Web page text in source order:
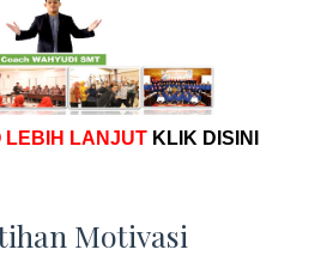
LEBIH LANJUT KLIK DISINI
Motivasi